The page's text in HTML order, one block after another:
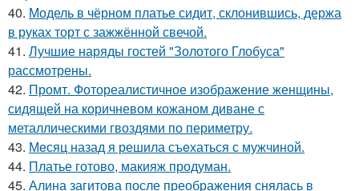
40. Модель в чёрном платье сидит, склонившись, держа
в руках торт с зажжённой свечой.
41. Лучшие наряды гостей "Золотого Глобуса"
рассмотрены.
42. Промт. Фотореалистичное изображение женщины,
сидящей на коричневом кожаном диване с
металлическими гвоздями по периметру.
43. Мeсяц назад я решила съeхаться с мужчиной.
44. Платье готово, макияж продуман.
45. Алина загитова после преображения снялась в